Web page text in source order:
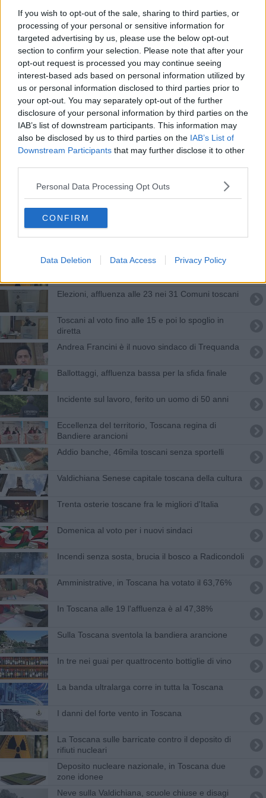
If you wish to opt-out of the sale, sharing to third parties, or
processing of your personal or sensitive information for
targeted advertising by us, please use the below opt-out
section to confirm your selection. Please note that after your
opt-out request is processed you may continue seeing
interest-based ads based on personal information utilized by
us or personal information disclosed to third parties prior to
your opt-out. You may separately opt-out of the further
disclosure of your personal information by third parties on the
IAB’s list of downstream participants. This information may
also be disclosed by us to third parties on the IAB’s List of
Downstream Participants that may further disclose it to other
Personal Data Processing Opt Outs
CONFIRM
Data Deletion Data Access Privacy Policy
La Toscana spegne i termosifoni, ecco dove
Tamponamento, lei si accascia a terra e muore
A primavera urne aperte in 25 Comuni
Boschi toscani, otto roghi, giornata d'inferno
Venticinque cooperative di comunità in Toscana
Toscana Terra Etrusca, nel nome dell'antico
popolo
Il vento soffia forte, la sfera rischia di cadere
La Toscana dice no al deposito di rifiuti nucleari
Elezioni, affluenza alle 23 nei 31 Comuni toscani
Toscani al voto fino alle 15 e poi lo spoglio in
diretta
Andrea Francini è il nuovo sindaco di Trequanda
Ballottaggi, affluenza bassa per la sfida finale
Incidente sul lavoro, ferito un uomo di 50 anni
Eccellenza del territorio, Toscana regina di
Bandiere arancioni
Addio banche, 46mila toscani senza sportelli
Valdichiana Senese capitale toscana della cultura
Trenta osterie toscane fra le migliori d'Italia
Domenica al voto per i nuovi sindaci
Incendi senza sosta, brucia il bosco a Radicondoli
Amministrative, in Toscana ha votato il 63,76%
In Toscana alle 19 l'affluenza è al 47,38%
Sulla Toscana sventola la bandiera arancione
In tre nei guai per quattrocento bottiglie di vino
La banda ultralarga corre in tutta la Toscana
I danni del forte vento in Toscana
La Toscana sulle barricate contro il deposito di
rifiuti nucleari
Deposito nucleare nazionale, in Toscana due
zone idonee
Neve sulla Valdichiana, scuole chiuse e disagi